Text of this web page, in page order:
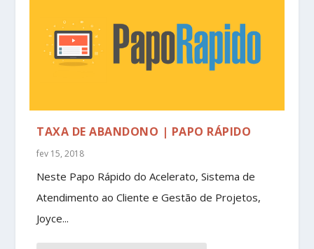
TAXA DE ABANDONO | PAPO RÁPIDO
fev 15, 2018
Neste Papo Rápido do Acelerato, Sistema de
Atendimento ao Cliente e Gestão de Projetos,
Joyce...